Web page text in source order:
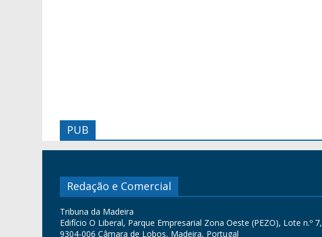
PUB
Redação e Comercial
Tribuna da Madeira
Edifício O Liberal, Parque Empresarial Zona Oeste (PEZO), Lote n.º 7,
9304-006 Câmara de Lobos, Madeira, Portugal